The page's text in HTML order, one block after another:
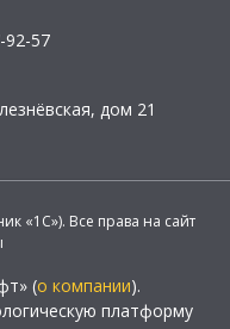
92-57
дом 21
«1С»). Все права на сайт
(о компании).
платформу